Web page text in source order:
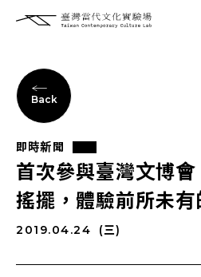
Back
即時新聞
首次參與臺灣文博
搖擺，體驗前所未有
2019.04.24 (三)